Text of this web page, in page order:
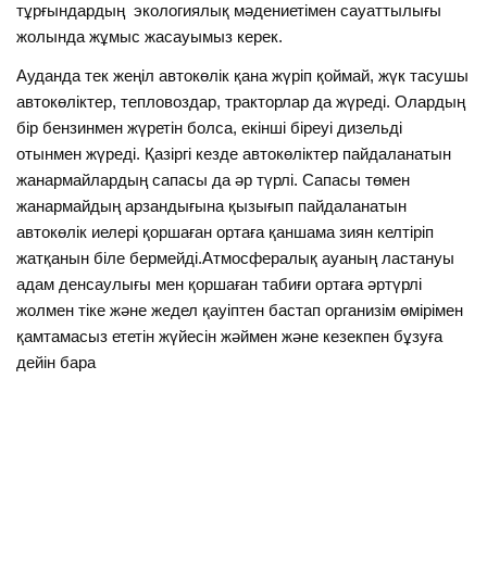
тұрғындардың экологиялық мәдениетімен сауаттылығы
жолында жұмыс жасауымыз керек.
Ауданда тек жеңіл автокөлік қана жүріп қоймай, жүк тасушы
автокөліктер, тепловоздар, тракторлар да жүреді. Олардың
бір бензинмен жүретін болса, екінші біреуі дизельді
отынмен жүреді. Қазіргі кезде автокөліктер пайдаланатын
жанармайлардың сапасы да әр түрлі. Сапасы төмен
жанармайдың арзандығына қызығып пайдаланатын
автокөлік иелері қоршаған ортаға қаншама зиян келтіріп
жатқанын біле бермейді.Атмосфералық ауаның ластануы
адам денсаулығы мен қоршаған табиғи ортаға әртүрлі
жолмен тіке және жедел қауіптен бастап организім өмірімен
қамтамасыз ететін жүйесін жәймен және кезекпен бұзуға
дейін бара